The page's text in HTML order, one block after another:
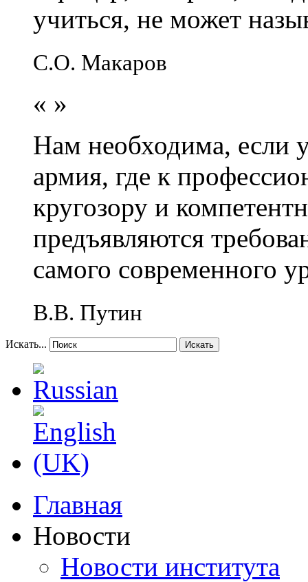
учиться, не может
С.О. Макаров
« »
Нам необходима, если
армия, где к
кругозору и
предъявляются
самого современного
В.В. Путин
Искать... Искать
Главная
Новости
Новости института